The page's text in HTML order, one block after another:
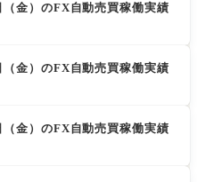
金）のFX自動売買稼働実績
金）のFX自動売買稼働実績
金）のFX自動売買稼働実績